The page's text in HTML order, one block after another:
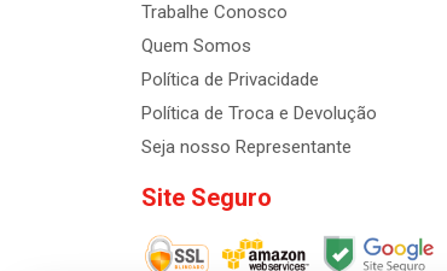
Trabalhe Conosco
Quem Somos
Política de Privacidade
Política de Troca e Devolução
Seja nosso Representante
Site Seguro